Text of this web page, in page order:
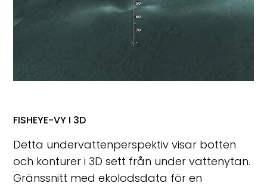
FISHEYE-VY I 3D
Detta undervattenperspektiv visar botten
och konturer i 3D sett från under vattenytan.
Gränssnitt med ekolodsdata för en